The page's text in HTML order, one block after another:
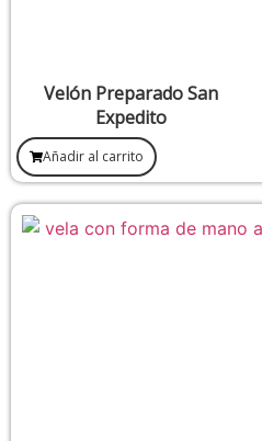
Velón Preparado San
Expedito
Añadir al carrito